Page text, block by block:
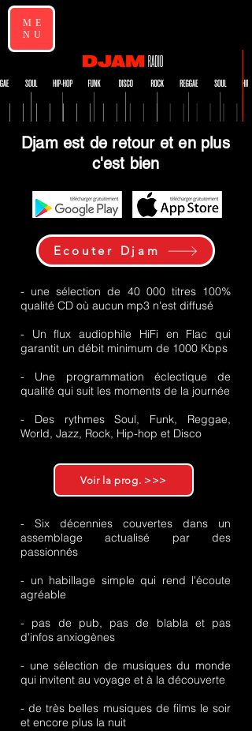
ME
NU
Djam est de retour et en plus
c'est bien
Ecouter Djam
- une sélection de 40 000 titres 100%
qualité CD où aucun mp3 n'est diffusé
- Un flux audiophile HiFi en Flac qui
garantit un débit minimum de 1000 Kbps
- Une programmation éclectique de
qualité qui suit les moments de la journée
- Des rythmes Soul, Funk, Reggae,
World, Jazz, Rock, Hip-hop et Disco
Voir la prog. >>>
- Six décennies couvertes dans un
assemblage actualisé par des
passionnés
- un habillage simple qui rend l'écoute
agréable
- pas de pub, pas de blabla et pas
d'infos anxiogènes
- une sélection de musiques du monde
qui invitent au voyage et à la découverte
- de très belles musiques de films le soir
et encore plus la nuit